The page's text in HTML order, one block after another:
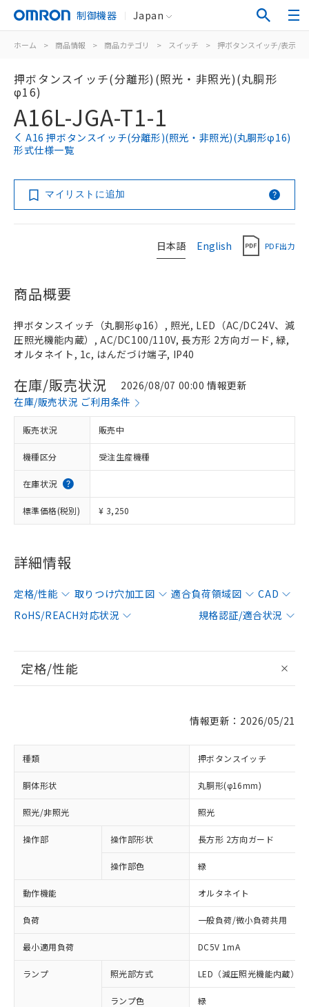
制御機器 Japan
ホーム > 商品情報 > 商品カテゴリ > スイッチ > 押ボタンスイッチ/表示灯
押ボタンスイッチ(分離形)(照光・非照光)(丸胴形
φ16)
A16L-JGA-T1-1
A16 押ボタンスイッチ(分離形)(照光・非照光)(丸胴形φ16)
形式仕様一覧
マイリストに追加
日本語 English PDF出力
商品概要
押ボタンスイッチ（丸胴形φ16）, 照光, LED（AC/DC24V、減
圧照光機能内蔵）, AC/DC100/110V, 長方形 2方向ガード, 緑,
オルタネイト, 1c, はんだづけ端子, IP40
在庫/販売状況
2026/08/07 00:00 情報更新
在庫/販売状況 ご利用条件
販売状況 販売中
機種区分 受注生産機種
在庫状況
標準価格(税別) ¥ 3,250
詳細情報
定格/性能 取りつけ穴加工図 適合負荷領域図
CAD
RoHS/REACH対応状況
規格認証/適合状況
定格/性能
情報更新：2026/05/21
種類 押ボタンスイッチ
胴体形状 丸胴形(φ16mm)
照光/非照光 照光
操作部 操作部形状 長方形 2方向ガード
操作部色 緑
動作機能 オルタネイト
負荷 一般負荷/微小負荷共用
最小適用負荷 DC5V 1mA
ランプ 照光部方式 LED（減圧照光機能内蔵）
ランプ色 緑